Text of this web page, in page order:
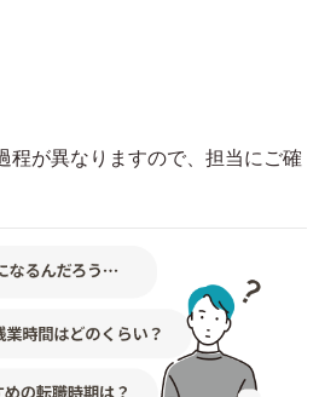
が異なりますので、担当にご確